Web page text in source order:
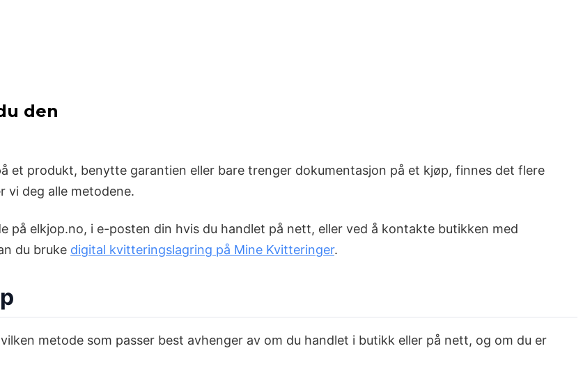
den
et produkt, benytte garantien eller bare trenger dokumentasjon på et kjøp, finnes det flere
vi deg alle metodene.
på elkjop.no, i e-posten din hvis du handlet på nett, eller ved å kontakte butikken med
du bruke digital kvitteringslagring på Mine Kvitteringer.
metode som passer best avhenger av om du handlet i butikk eller på nett, og om du er